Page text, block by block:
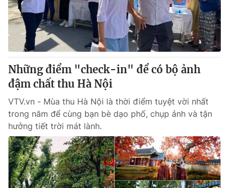
Những điểm "check-in" để có bộ ảnh
đậm chất thu Hà Nội
VTV.vn - Mùa thu Hà Nội là thời điểm tuyệt vời nhất
trong năm để cùng bạn bè dạo phố, chụp ảnh và tận
hưởng tiết trời mát lành.